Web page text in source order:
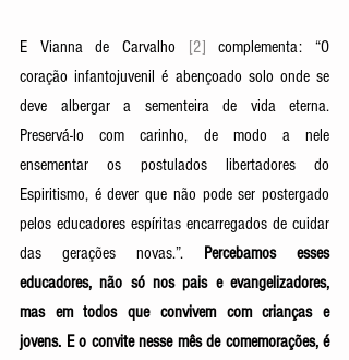
E Vianna de Carvalho [2] complementa: “O
coração infantojuvenil é abençoado solo onde se
deve albergar a sementeira de vida eterna.
Preservá-lo com carinho, de modo a nele
ensementar os postulados libertadores do
Espiritismo, é dever que não pode ser postergado
pelos educadores espíritas encarregados de cuidar
das gerações novas.”.
Percebamos esses
educadores, não só nos pais e evangelizadores,
mas em todos que convivem com crianças e
jovens. E o convite nesse mês de comemorações, é